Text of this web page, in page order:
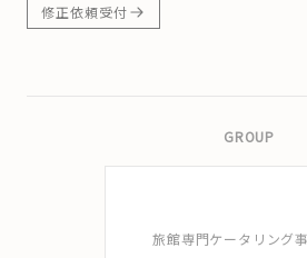
修正依頼受付
GROUP
旅館専門ケータリング